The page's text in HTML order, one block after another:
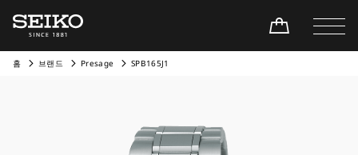
홈 브랜드 Presage SPB165J1